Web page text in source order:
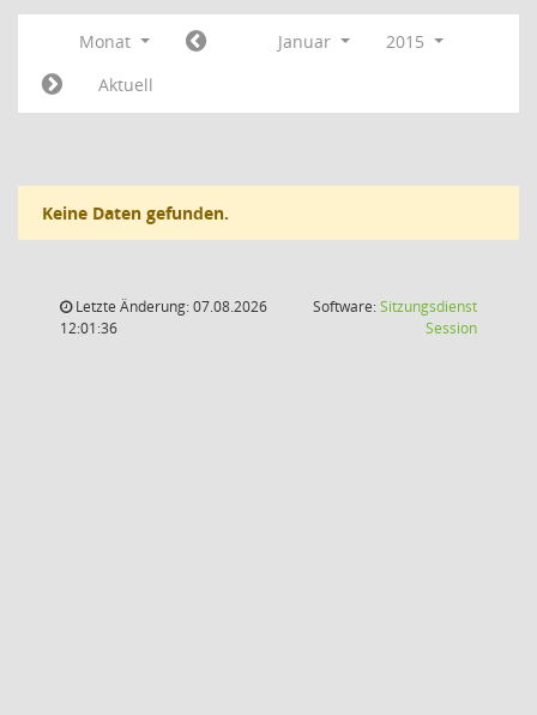
Monat Januar
2015
Aktuell
Keine Daten gefunden.
Letzte Änderung: 07.08.2026
12:01:36
Software:Sitzungsdienst
Session(Wird in